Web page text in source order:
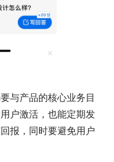
与产品的核心业务目
户激活，也能定期发
报，同时要避免用户